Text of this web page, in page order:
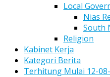
Local
Nias
South
Religion
Kabinet Kerja
Kategori Berita
Terhitung Mulai 12-